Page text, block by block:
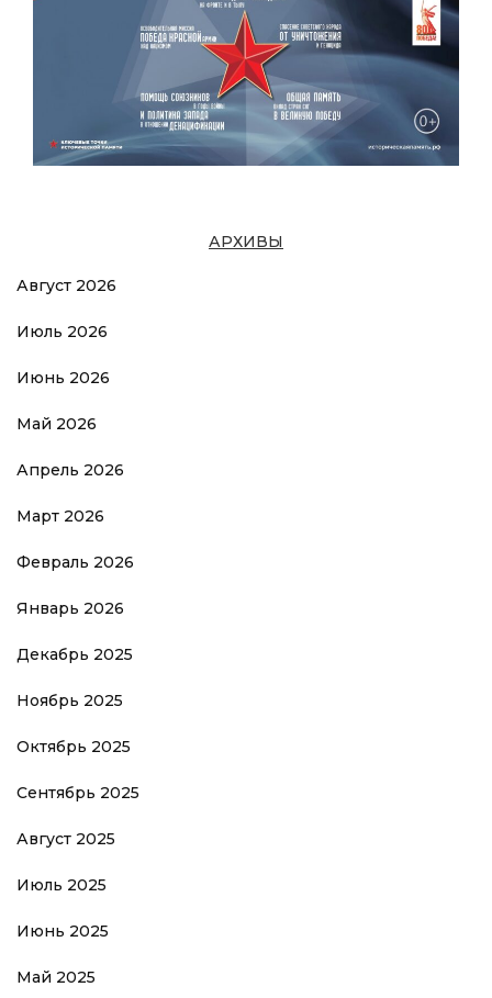
АРХИВЫ
Август 2026
Июль 2026
Июнь 2026
Май 2026
Апрель 2026
Март 2026
Февраль 2026
Январь 2026
Декабрь 2025
Ноябрь 2025
Октябрь 2025
Сентябрь 2025
Август 2025
Июль 2025
Июнь 2025
Май 2025